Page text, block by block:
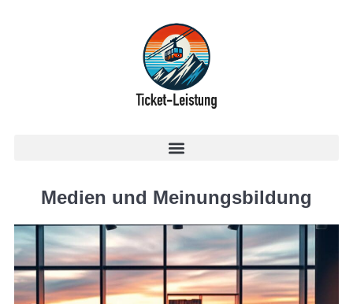
Medien und Meinungsbildung